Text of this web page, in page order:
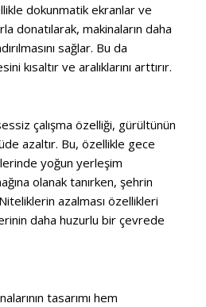
dokunmatik ekranlar ve
donatılarak, makinaların daha
sağlar. Bu da
kısaltır ve aralıklarını arttırır.
çalışma özelliği, gürültünün
azaltır. Bu, özellikle gece
yoğun yerleşim
olanak tanırken, şehrin
azalması özellikleri
daha huzurlu bir çevrede
tasarımı hem